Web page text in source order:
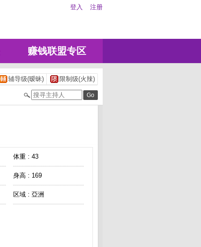
登入 注册
赚钱联盟专区
辅导级(暧昧) 限制级(火辣)
体重 : 43
身高 : 169
区域 : 亞洲